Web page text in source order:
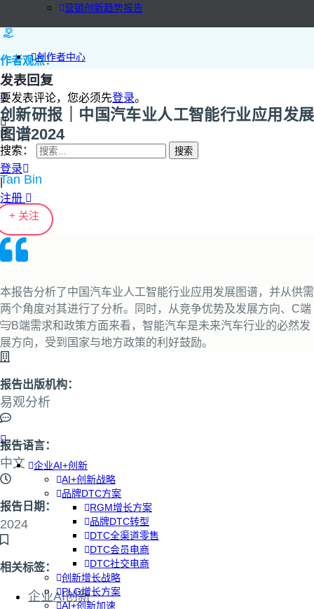
营销创新趋势报告
创作者中心
搜索：
登录
注册
企业AI+创新
AI+创新战略
品牌DTC方案
RGM增长方案
品牌DTC转型
DTC全渠道零售
DTC会员电商
DTC社交电商
创新增长战略
PLG增长方案
AI+创新加速
作者观点：
发表回复
要发表评论，您必须先登录。
创新研报｜中国汽车业人工智能行业应用发展
图谱2024
Tan Bin
+ 关注
本报告分析了中国汽车业人工智能行业应用发展图谱，并从供需
两个角度对其进行了分析。同时，从竞争优势及发展方向、C端
与B端需求和政策方面来看，智能汽车是未来汽车行业的必然发
展方向，受到国家与地方政策的利好鼓励。
报告出版机构：
易观分析
报告语言：
中文
报告日期：
2024
相关标签：
企业AI创新